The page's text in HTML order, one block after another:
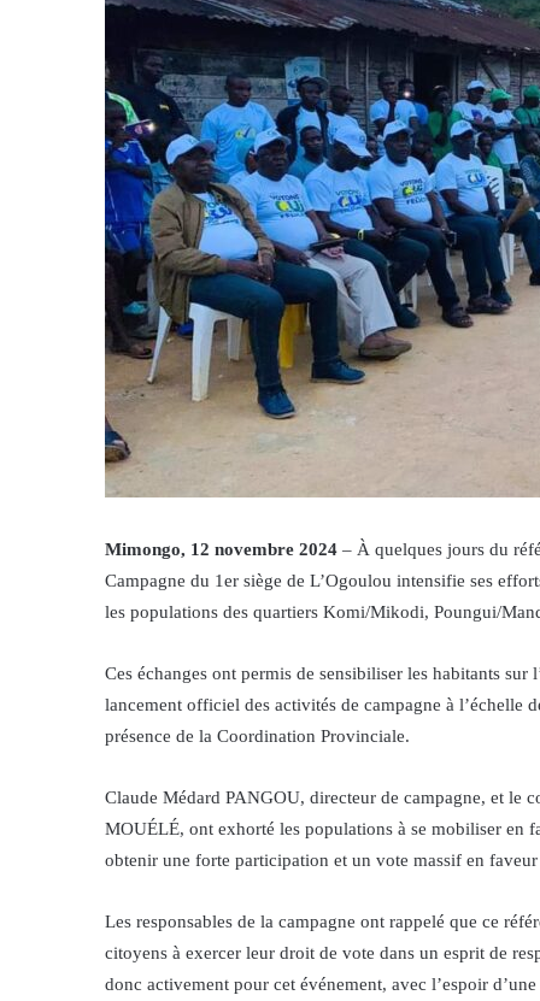
Mimongo, 12 novembre 2024 – À quelques jours du
Campagne du 1er siège de L’Ogoulou intensifie ses
les populations des quartiers Komi/Mikodi, Poungui/
Ces échanges ont permis de sensibiliser les habitants
lancement officiel des activités de campagne à l’échelle
présence de la Coordination Provinciale.
Claude Médard PANGOU, directeur de campagne, et le
MOUÉLÉ, ont exhorté les populations à se mobiliser en
obtenir une forte participation et un vote massif en
Les responsables de la campagne ont rappelé que ce
citoyens à exercer leur droit de vote dans un esprit de
donc activement pour cet événement, avec l’espoir